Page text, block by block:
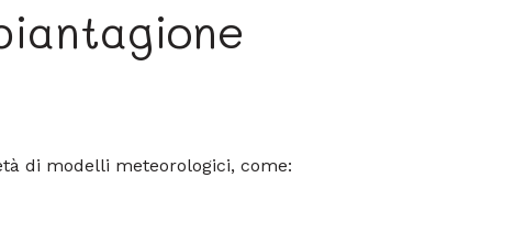
di modelli meteorologici, come: